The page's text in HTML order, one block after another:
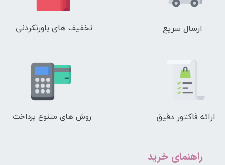
ارسال سریع تخفیف های باورنکردنی
ارائه فاکتور دقیق روش های متنوع پرداخت
راهنمای خرید